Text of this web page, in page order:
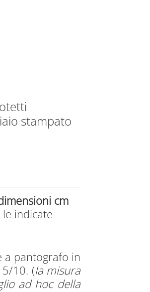
stampato
cm
indicate
a pantografo in
10. (la misura
ad hoc della